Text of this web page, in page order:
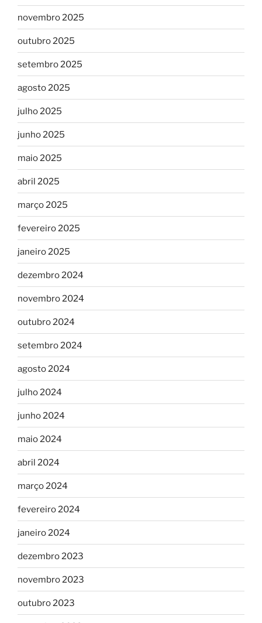
novembro 2025
outubro 2025
setembro 2025
agosto 2025
julho 2025
junho 2025
maio 2025
abril 2025
março 2025
fevereiro 2025
janeiro 2025
dezembro 2024
novembro 2024
outubro 2024
setembro 2024
agosto 2024
julho 2024
junho 2024
maio 2024
abril 2024
março 2024
fevereiro 2024
janeiro 2024
dezembro 2023
novembro 2023
outubro 2023